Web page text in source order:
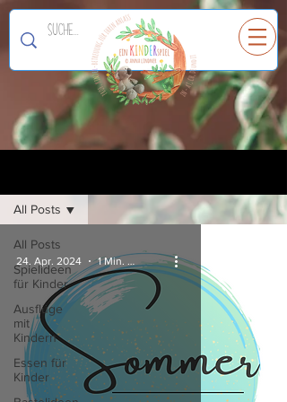
EinKINDERspiel
All Posts
Spielideen
für Kinder
Ausflüge
mit
Kindern
Essen für
Kinder
All Posts
24. Apr. 2024 1 Min. Lesezeit